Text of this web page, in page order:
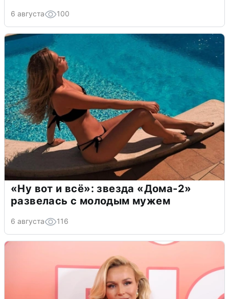
6 августа 100
«Ну вот и всё»: звезда «Дома-2»
развелась с молодым мужем
6 августа 116